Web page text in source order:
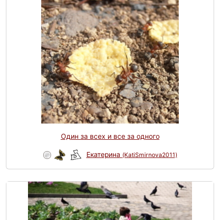
Один за всех и все за одного
Eкатерина (KatiSmirnova2011)